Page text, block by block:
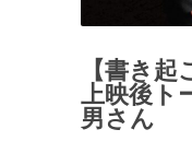
【書き
上映後ト
男さん